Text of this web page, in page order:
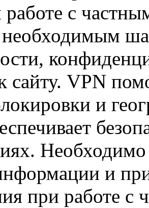
с
необходимым
сайту. VPN
и
и
при работе с